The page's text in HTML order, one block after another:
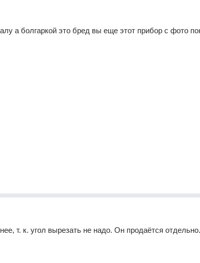
а болгаркой это бред вы еще этот прибор с фото
т. к. угол вырезать не надо. Он продаётся